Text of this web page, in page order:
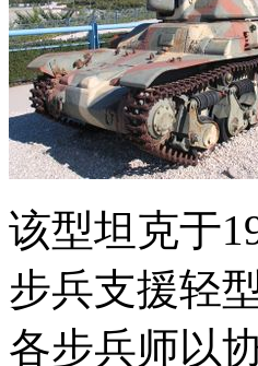
该型坦克于
步兵支援轻
各步兵师以